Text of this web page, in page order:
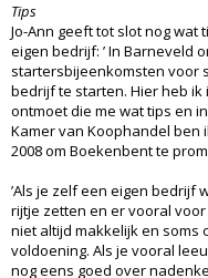
Tips
Jo-Ann geeft tot slot nog
eigen bedrijf: ’ In Barneveld
startersbijeenkomsten voor
bedrijf te starten. Hier heb
ontmoet die me wat tips en
Kamer van Koophandel ben
2008 om Boekenbent te
’Als je zelf een eigen bedrijf
rijtje zetten en er vooral
niet altijd makkelijk en soms
voldoening. Als je vooral
nog eens goed over